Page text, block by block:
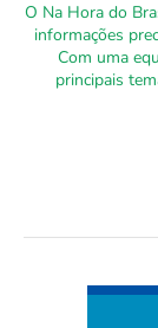
O Na Hora do
informações
Com uma
principais